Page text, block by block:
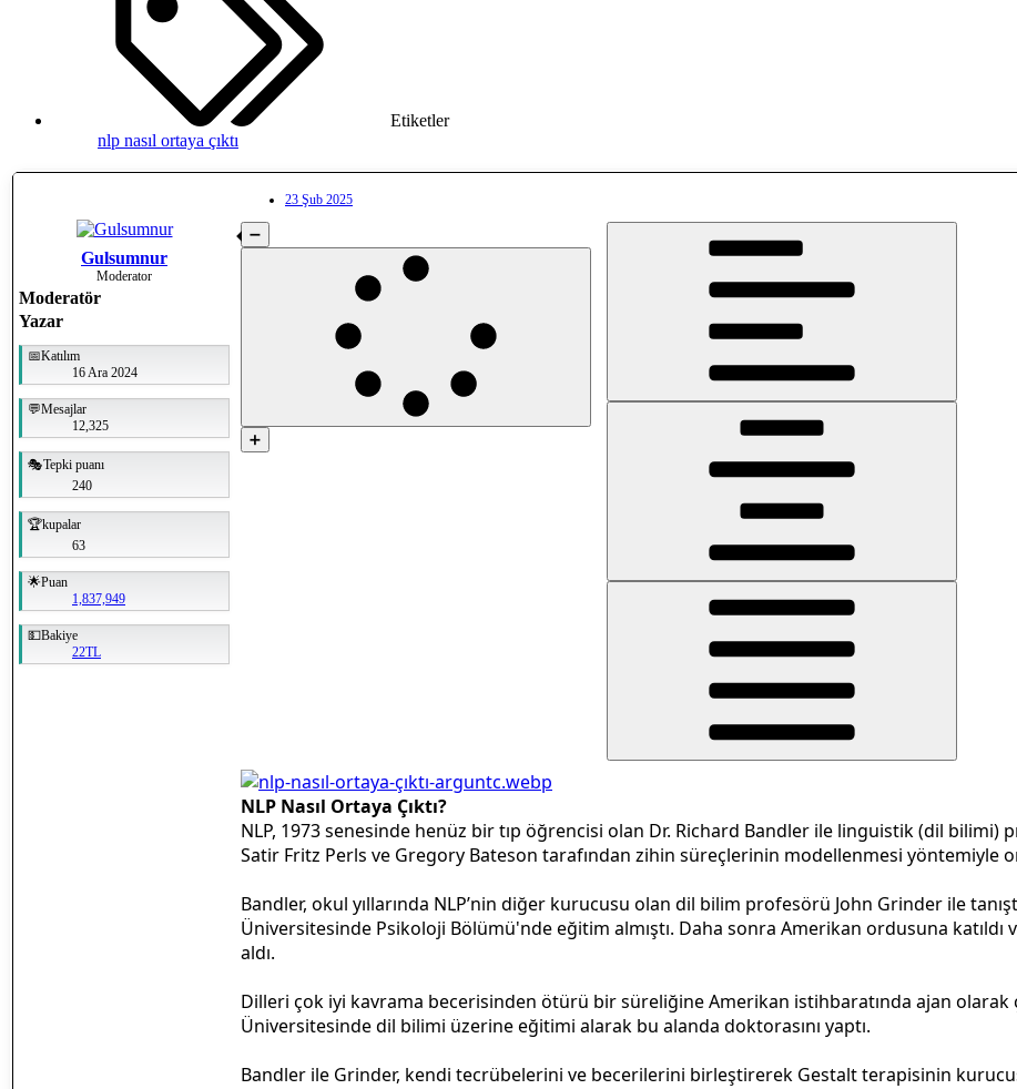
Etiketler
nlp nasıl ortaya çıktı
Gulsumnur
Moderator
Moderatör
Yazar
📅Katılım
16 Ara 2024
💬Mesajlar
12,325
🎭Tepki puanı
240
🏆kupalar
63
🌟Puan
1,837,949
💵Bakiye
22TL
23 Şub 2025
➖
➕
NLP Nasıl Ortaya Çıktı?
NLP, 1973 senesinde henüz bir tıp öğrencisi olan Dr. Richard Bandler ile linguistik (dil
Satir Fritz Perls ve Gregory Bateson tarafından zihin süreçlerinin modellenmesi yöntemiyle
Bandler, okul yıllarında NLP’nin diğer kurucusu olan dil bilim profesörü John Grinder ile
Üniversitesinde Psikoloji Bölümü'nde eğitim almıştı. Daha sonra Amerikan ordusuna katıldı
aldı.
Dilleri çok iyi kavrama becerisinden ötürü bir süreliğine Amerikan istihbaratında ajan olarak
Üniversitesinde dil bilimi üzerine eğitimi alarak bu alanda doktorasını yaptı.
Bandler ile Grinder, kendi tecrübelerini ve becerilerini birleştirerek Gestalt terapisinin